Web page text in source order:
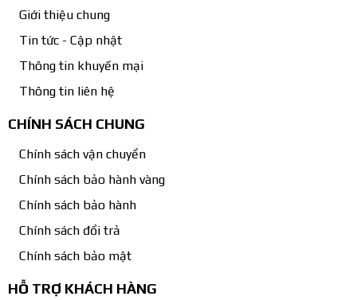
Giới thiệu chung
Tin tức - Cập nhật
Thông tin khuyến mại
Thông tin liên hệ
CHÍNH SÁCH CHUNG
Chính sách vận chuyển
Chính sách bảo hành vàng
Chính sách bảo hành
Chính sách đổi trả
Chính sách bảo mật
HỖ TRỢ KHÁCH HÀNG